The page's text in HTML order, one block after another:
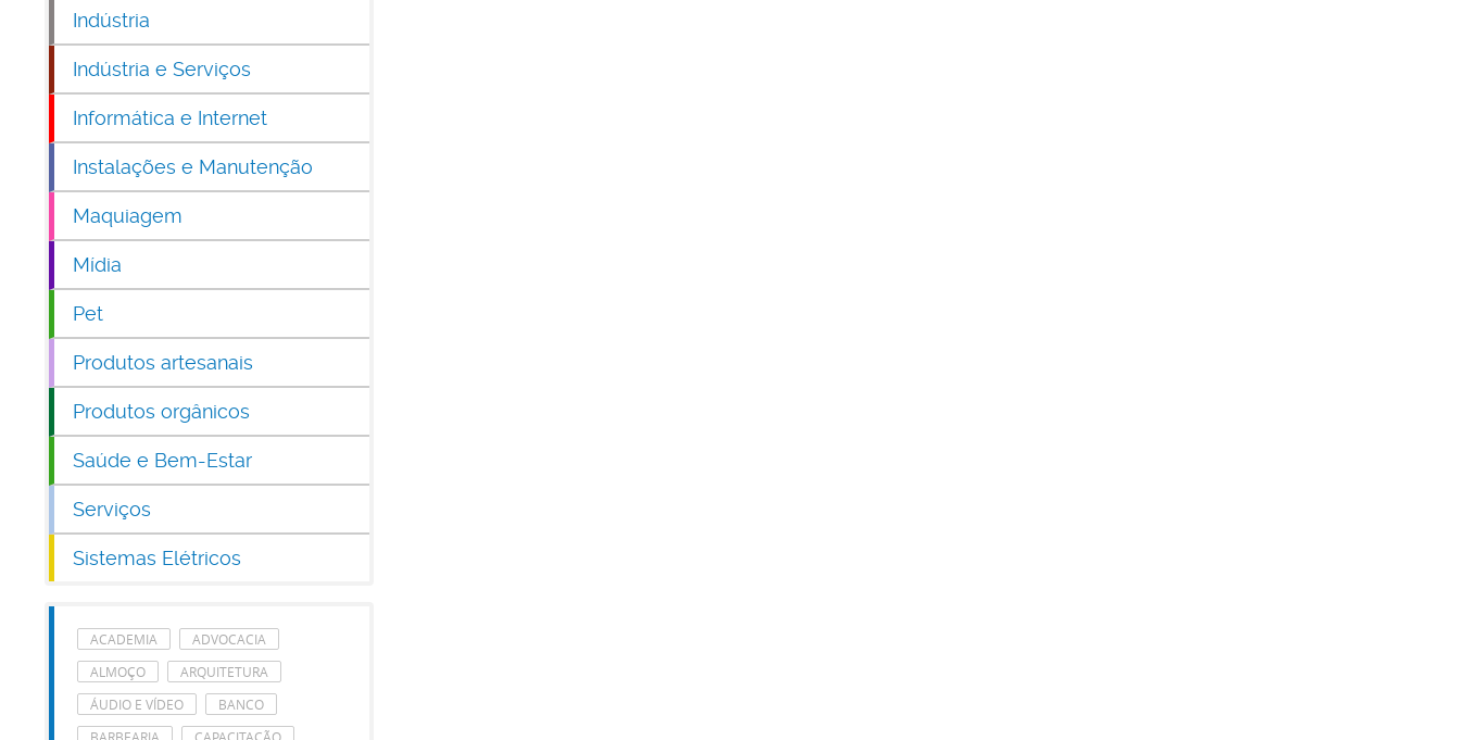
Indústria
Indústria e Serviços
Informática e Internet
Instalações e Manutenção
Maquiagem
Mídia
Pet
Produtos artesanais
Produtos orgânicos
Saúde e Bem-Estar
Serviços
Sistemas Elétricos
ACADEMIA
ADVOCACIA
ALMOÇO
ARQUITETURA
ÁUDIO E VÍDEO
BANCO